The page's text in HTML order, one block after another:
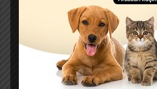
Her hafta düzenli olarak kulak
Parazit, kızarıklık ve bakteri
geçebilmek adına haftalık